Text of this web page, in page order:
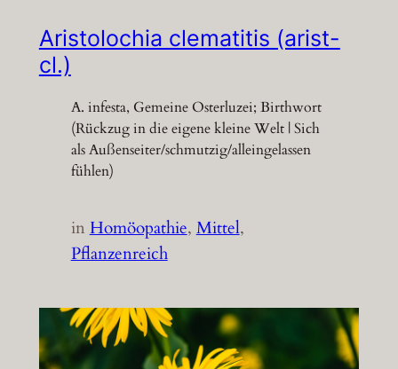
Aristolochia clematitis (arist-
cl.)
A. infesta, Gemeine Osterluzei; Birthwort
(Rückzug in die eigene kleine Welt | Sich
als Außenseiter/schmutzig/alleingelassen
fühlen)
inHomöopathie, Mittel
Pflanzenreich